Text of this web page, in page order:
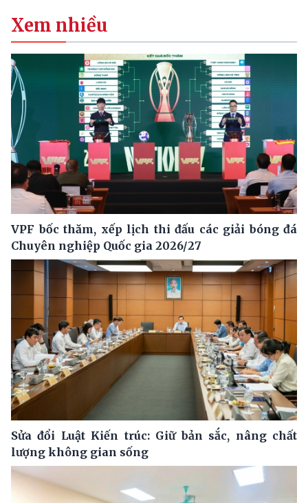
Xem nhiều
VPF bốc thăm, xếp lịch thi đấu các giải bóng đá
Chuyên nghiệp Quốc gia 2026/27
Sửa đổi Luật Kiến trúc: Giữ bản sắc, nâng chất
lượng không gian sống